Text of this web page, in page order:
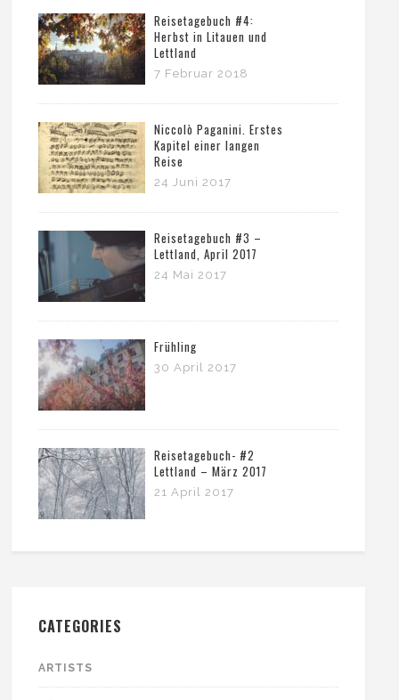
Reisetagebuch #4:
Herbst in Litauen und
Lettland
7 Februar 2018
Niccolò Paganini. Erstes
Kapitel einer langen
Reise
24 Juni 2017
Reisetagebuch #3 –
Lettland, April 2017
24 Mai 2017
Frühling
30 April 2017
Reisetagebuch- #2
Lettland – März 2017
21 April 2017
CATEGORIES
ARTISTS